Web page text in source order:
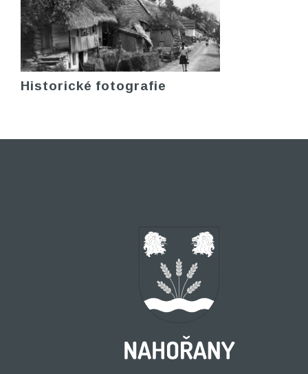
Historické fotografie